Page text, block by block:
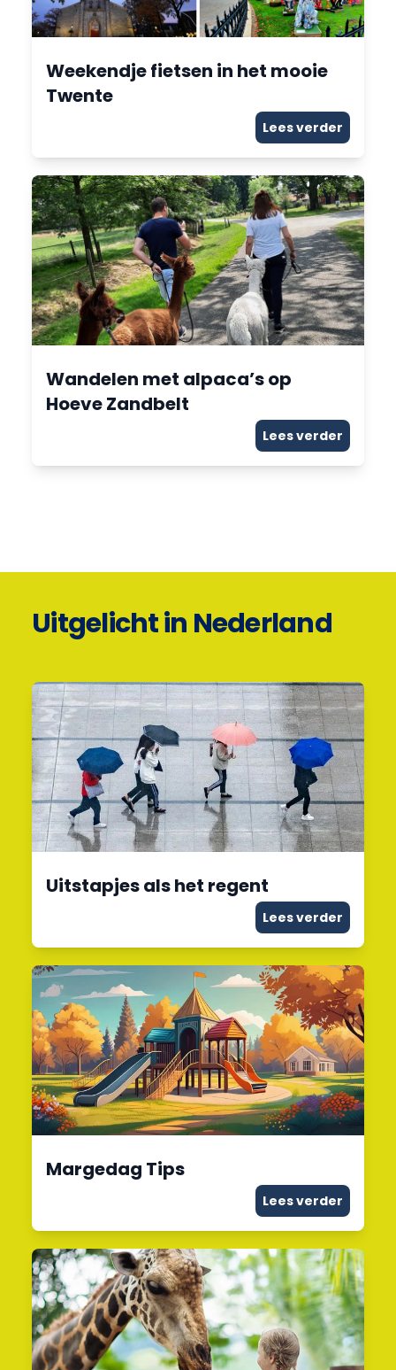
Weekendje fietsen in het mooie
Twente
Lees verder
Wandelen met alpaca’s op
Hoeve Zandbelt
Lees verder
Uitgelicht in Nederland
Uitstapjes als het regent
Lees verder
Margedag Tips
Lees verder